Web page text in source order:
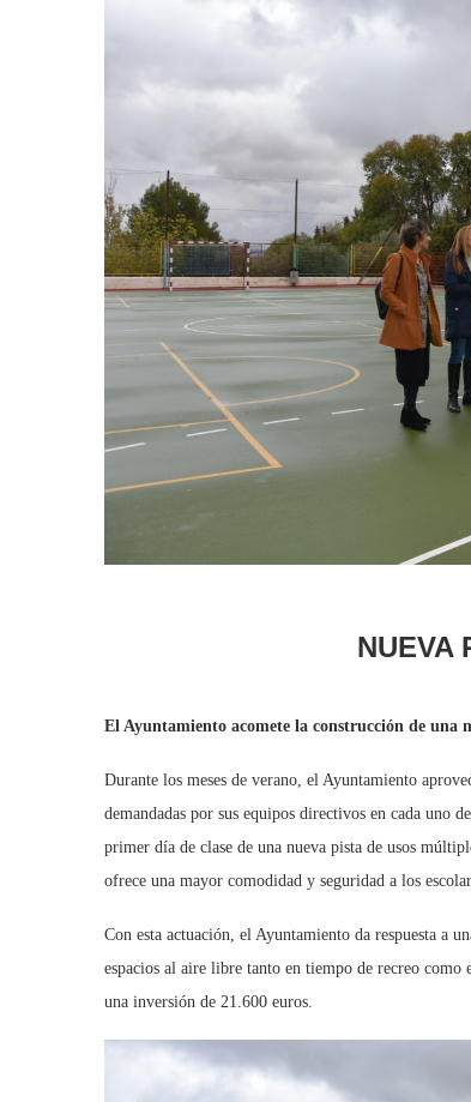
NUEVA
El Ayuntamiento acomete la construcción de una
Durante los meses de verano, el Ayuntamiento
demandadas por sus equipos directivos en cada uno
primer día de clase de una nueva pista de usos
ofrece una mayor comodidad y seguridad a los
Con esta actuación, el Ayuntamiento da respuesta a
espacios al aire libre tanto en tiempo de recreo
una inversión de 21.600 euros.